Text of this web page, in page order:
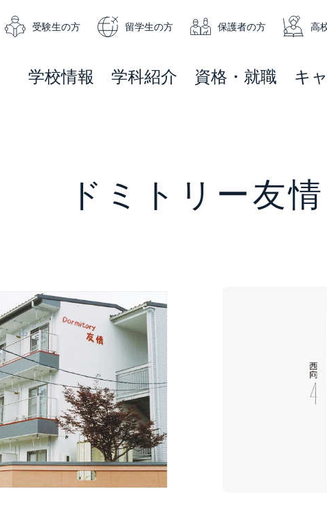
受験生の方 留学生の方 保護者の方 高
学校情報 学科紹介 資格・就職 キ
ドミトリー友情